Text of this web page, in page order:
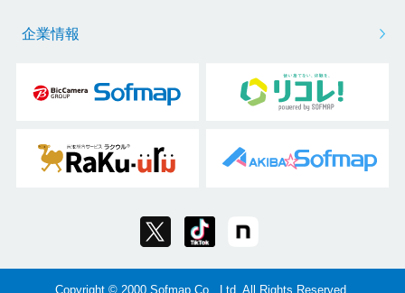
企業情報
Copyright © 2000 Sofmap Co., Ltd. All Rights Reserved.